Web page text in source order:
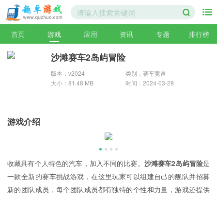
首页 游戏 应用 资讯 专题 排行榜
沙滩赛车2岛屿冒险
版本：v2024
类别：赛车竞速
大小：81.48 MB
时间：2024-03-28
游戏介绍
收藏具有个人特色的汽车，加入不同的比赛。 沙滩赛车2岛屿冒险是
一款全新的赛车挑战游戏，在这里玩家可以组建自己的舰队并招募
新的团队成员，每个团队成员都有独特的个性和力量，游戏还提供